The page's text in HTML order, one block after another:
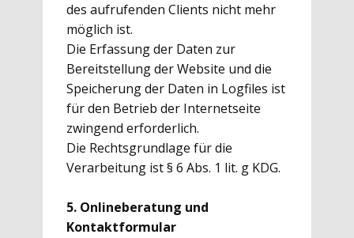
des aufrufenden Clients nicht mehr
möglich ist.
Die Erfassung der Daten zur
Bereitstellung der Website und die
Speicherung der Daten in Logfiles ist
für den Betrieb der Internetseite
zwingend erforderlich.
Die Rechtsgrundlage für die
Verarbeitung ist § 6 Abs. 1 lit. g KDG.
5. Onlineberatung und
Kontaktformular